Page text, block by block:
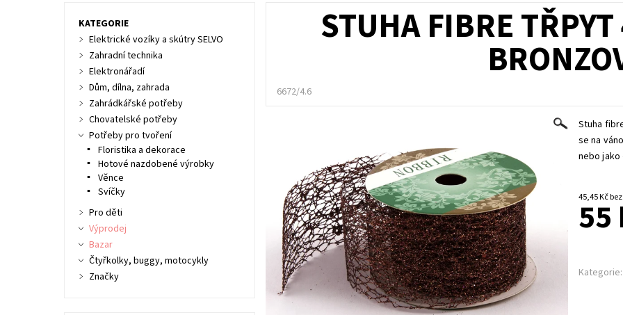
STUHA FIBRE
6672/4.6
Stuha
se na
nebo
45,45
55
Kategorie:
KATEGORIE
Elektrické vozíky a skútry SELVO
Zahradní technika
Elektronářadí
Dům, dílna, zahrada
Zahrádkářské potřeby
Chovatelské potřeby
Potřeby pro tvoření
Floristika a dekorace
Hotové nazdobené výrobky
Věnce
Svíčky
Pro děti
Výprodej
Bazar
Čtyřkolky, buggy, motocykly
Značky